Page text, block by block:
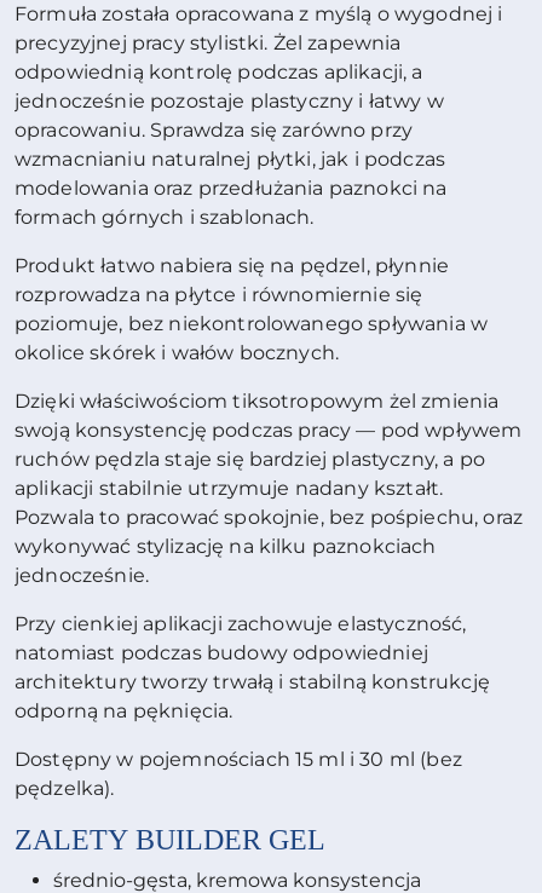
Formuła została opracowana z myślą o wygodnej i
precyzyjnej pracy stylistki. Żel zapewnia
odpowiednią kontrolę podczas aplikacji, a
jednocześnie pozostaje plastyczny i łatwy w
opracowaniu. Sprawdza się zarówno przy
wzmacnianiu naturalnej płytki, jak i podczas
modelowania oraz przedłużania paznokci na
formach górnych i szablonach.
Produkt łatwo nabiera się na pędzel, płynnie
rozprowadza na płytce i równomiernie się
poziomuje, bez niekontrolowanego spływania w
okolice skórek i wałów bocznych.
Dzięki właściwościom tiksotropowym żel zmienia
swoją konsystencję podczas pracy — pod wpływem
ruchów pędzla staje się bardziej plastyczny, a po
aplikacji stabilnie utrzymuje nadany kształt.
Pozwala to pracować spokojnie, bez pośpiechu, oraz
wykonywać stylizację na kilku paznokciach
jednocześnie.
Przy cienkiej aplikacji zachowuje elastyczność,
natomiast podczas budowy odpowiedniej
architektury tworzy trwałą i stabilną konstrukcję
odporną na pęknięcia.
Dostępny w pojemnościach 15 ml i 30 ml (bez
pędzelka).
ZALETY BUILDER GEL
średnio-gęsta, kremowa konsystencja